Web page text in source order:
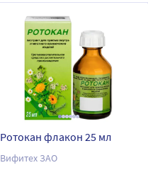
Ротокан флакон 25 мл
Вифитех ЗАО